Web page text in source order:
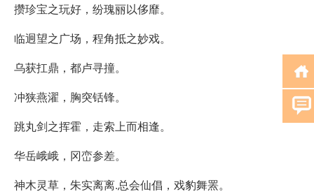
攒珍宝之玩好，纷瑰丽以侈靡。
临迥望之广场，程角抵之妙戏。
乌获扛鼎，都卢寻撞。
冲狭燕濯，胸突铦锋。
跳丸剑之挥霍，走索上而相逢。
华岳峨峨，冈峦参差。
神木灵草，朱实离离.总会仙倡，戏豹舞罴。